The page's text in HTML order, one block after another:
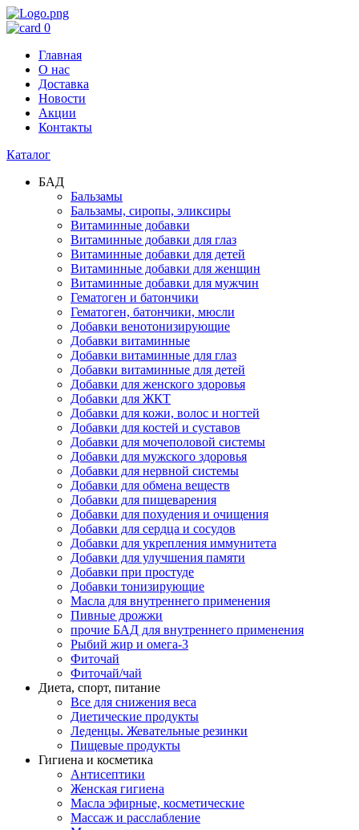
0
Главная
О нас
Доставка
Новости
Акции
Контакты
Каталог
БАД
Бальзамы
Бальзамы, сиропы, эликсиры
Витаминные добавки
Витаминные добавки для глаз
Витаминные добавки для детей
Витаминные добавки для женщин
Витаминные добавки для мужчин
Гематоген и батончики
Гематоген, батончики, мюсли
Добавки венотонизирующие
Добавки витаминные
Добавки витаминные для глаз
Добавки витаминные для детей
Добавки для женского здоровья
Добавки для ЖКТ
Добавки для кожи, волос и ногтей
Добавки для костей и суставов
Добавки для мочеполовой системы
Добавки для мужского здоровья
Добавки для нервной системы
Добавки для обмена веществ
Добавки для пищеварения
Добавки для похудения и очищения
Добавки для сердца и сосудов
Добавки для укрепления иммунитета
Добавки для улучшения памяти
Добавки при простуде
Добавки тонизирующие
Масла для внутреннего применения
Пивные дрожжи
прочие БАД для внутреннего применения
Рыбий жир и омега-3
Фиточай
Фиточай/чай
Диета, спорт, питание
Все для снижения веса
Диетические продукты
Леденцы. Жевательные резинки
Пищевые продукты
Гигиена и косметика
Антисептики
Женская гигиена
Масла эфирные, косметические
Массаж и расслабление